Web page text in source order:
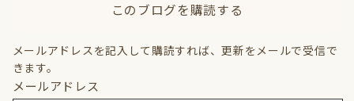
このブログを購読する
メールアドレスを記入して購読すれば、更新をメールで受信で
きます。
メールアドレス